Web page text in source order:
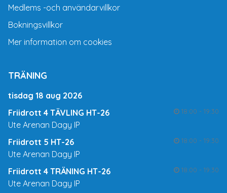
Medlems -och användarvillkor
Bokningsvillkor
Mer information om cookies
TRÄNING
tisdag 18 aug 2026
Friidrott 4 TÄVLING HT-26
18:00 - 19:30
Ute Arenan Dagy IP
Friidrott 5 HT-26
18:00 - 19:30
Ute Arenan Dagy IP
Friidrott 4 TRÄNING HT-26
18:00 - 19:30
Ute Arenan Dagy IP